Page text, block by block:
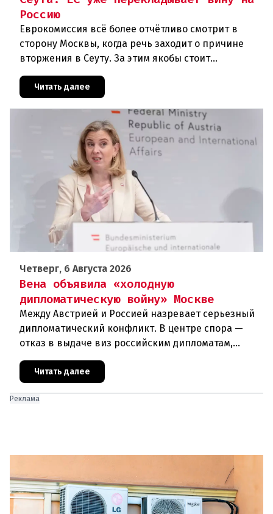
Россию
Еврокомиссия всё более отчётливо смотрит в
сторону Москвы, когда речь заходит о причине
вторжения в Сеуту. За этим якобы стоит
дней около 72 000 человек п
Читать далее
Четверг, 6 Августа 2026
Вена объявила «холодную
дипломатическую войну» Москве
Между Австрией и Россией назревает серьезный
дипломатический конфликт. В центре спора —
отказ в выдаче виз российским дипломатам,
международных организаций, которые
Читать далее
Реклама